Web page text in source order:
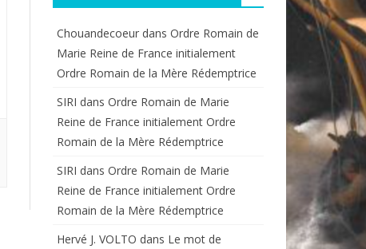
Chouandecoeurdans Ordre Romain de
Marie Reine de France initialement
Ordre Romain de la Mère Rédemptrice
SIRI dans Ordre Romain de Marie
Reine de France initialement Ordre
Romain de la Mère Rédemptrice
SIRI dans Ordre Romain de Marie
Reine de France initialement Ordre
Romain de la Mère Rédemptrice
Hervé J. VOLTO dans Le mot de